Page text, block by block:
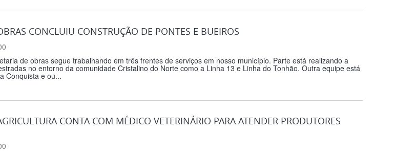
CONCLUIU CONSTRUÇÃO DE PONTES E BUEIROS
de obras segue trabalhando em três frentes de serviços em nosso município. Parte está realizando a
no entorno da comunidade Cristalino do Norte como a Linha 13 e Linha do Tonhão. Outra equipe está
Conquista e ou...
CONTA COM MÉDICO VETERINÁRIO PARA ATENDER PRODUTORES